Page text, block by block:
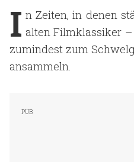
I n Zeiten, in denen
alten Filmklassiker –
zumindest zum
ansammeln.